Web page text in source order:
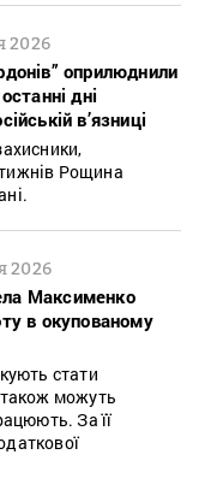
2026
оприлюднили
дні
в’язниці
Рощина
2026
Максименко
в окупованому
стати
також можуть
За її